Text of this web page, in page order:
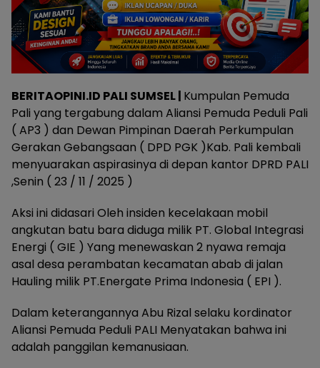
BERITAOPINI.ID PALI SUMSEL | Kumpulan Pemuda
Pali yang tergabung dalam Aliansi Pemuda Peduli Pali
( AP3 ) dan Dewan Pimpinan Daerah Perkumpulan
Gerakan Gebangsaan ( DPD PGK )Kab. Pali kembali
menyuarakan aspirasinya di depan kantor DPRD PALI
,Senin ( 23 / 11 / 2025 )
‎Aksi ini didasari Oleh insiden kecelakaan mobil
angkutan batu bara diduga milik PT. Global Integrasi
Energi ( GIE ) Yang menewaskan 2 nyawa remaja
asal desa perambatan kecamatan abab di jalan
Hauling milik PT.Energate Prima Indonesia ( EPI ).
‎Dalam keterangannya Abu Rizal selaku kordinator
Aliansi Pemuda Peduli PALI Menyatakan bahwa ini
adalah panggilan kemanusiaan.